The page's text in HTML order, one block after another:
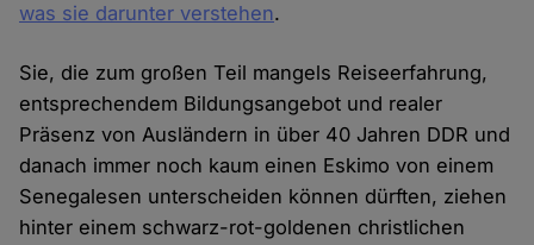
was sie darunter verstehen.
Sie, die zum großen Teil mangels Reiseerfahrung,
entsprechendem Bildungsangebot und realer
Präsenz von Ausländern in über 40 Jahren DDR und
danach immer noch kaum einen Eskimo von einem
Senegalesen unterscheiden können dürften, ziehen
hinter einem schwarz-rot-goldenen christlichen